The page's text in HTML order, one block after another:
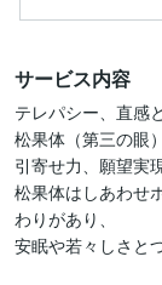
サービス内容
テレパシー、直感
松果体（第三の眼
引寄せ力、願望実
松果体はしあわせ
わりがあり、
安眠や若々しさと